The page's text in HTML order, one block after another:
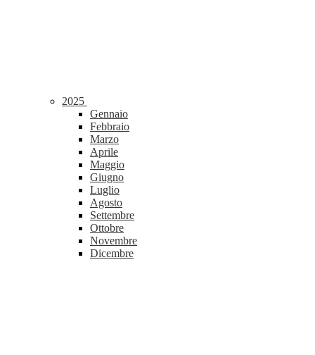
2025
Gennaio
Febbraio
Marzo
Aprile
Maggio
Giugno
Luglio
Agosto
Settembre
Ottobre
Novembre
Dicembre